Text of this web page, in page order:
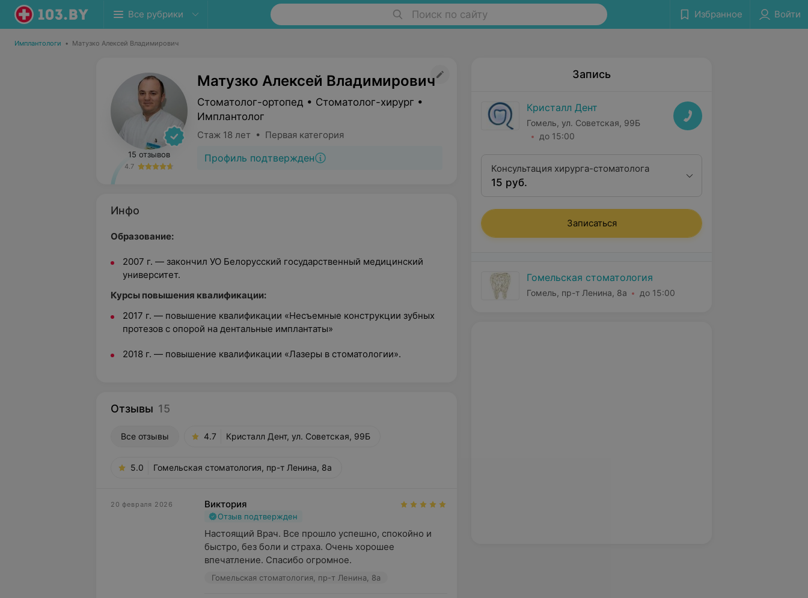
Все рубрики Поиск по сайту Избранное Войти
Имплантологи • Матузко Алексей Владимирович
15 отзывов
4.7
Матузко Алексей Владимирович
Стоматолог-ортопед • Стоматолог-хирург •
Имплантолог
Стаж 18 лет • Первая категория
Профиль подтвержден
Инфо
Образование:
2007 г. — закончил УО Белорусский государственный медицинский
университет.
Курсы повышения квалификации:
2017 г. — повышение квалификации «Несъемные конструкции зубных
протезов с опорой на дентальные имплантаты»
2018 г. — повышение квалификации «Лазеры в стоматологии».
Отзывы 15
Все отзывы 4.7 Кристалл Дент, ул. Советская, 99Б
5.0 Гомельская стоматология, пр-т Ленина, 8а
20 февраля 2026 Виктория
Отзыв подтвержден
Настоящий Врач. Все прошло успешно, спокойно и
быстро, без боли и страха. Очень хорошее
впечатление. Спасибо огромное.
Гомельская стоматология, пр-т Ленина, 8а
Запись
Кристалл Дент
Гомель, ул. Советская, 99Б
до 15:00
Консультация хирурга-стоматолога
15 руб.
Записаться
Гомельская стоматология
Гомель, пр-т Ленина, 8а до 15:00